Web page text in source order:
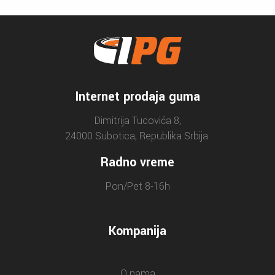
Internet prodaja guma
Dimitrija Tucovića 8,
24000 Subotica, Republika Srbija.
Radno vreme
Pon/Pet 8-16h
Kompanija